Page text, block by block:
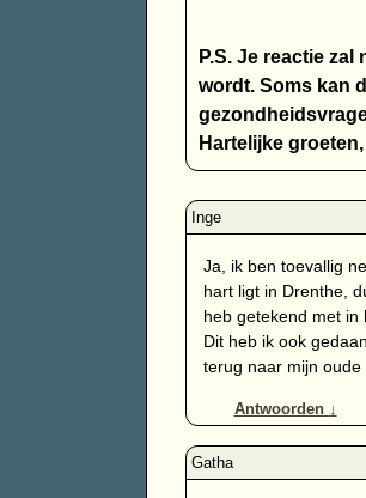
Ja, ik ben toevallig
hart ligt in Drenthe,
heb getekend met in
Dit heb ik ook
terug naar mijn
Antwoorden ↓
P.S. Je reactie
wordt. Soms kan
Hartelijke